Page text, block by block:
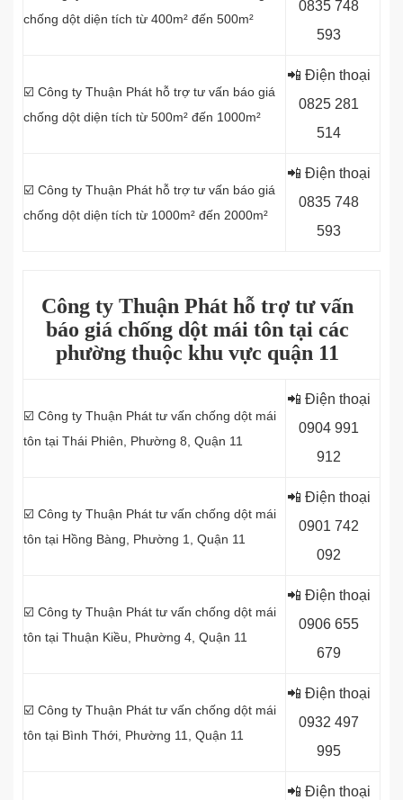
chống dột diện tích từ 400m² đến 500m²
0835 748
593
☑️ Công ty Thuận Phát hỗ trợ tư vấn báo giá
chống dột diện tích từ 500m² đến 1000m²
📲 Điện thoại
0825 281
514
☑️ Công ty Thuận Phát hỗ trợ tư vấn báo giá
chống dột diện tích từ 1000m² đến 2000m²
📲 Điện thoại
0835 748
593
Công ty Thuận Phát hỗ trợ tư vấn
báo giá chống dột mái tôn tại các
phường thuộc khu vực quận 11
☑️ Công ty Thuận Phát tư vấn chống dột mái
tôn tại Thái Phiên, Phường 8, Quận 11
📲 Điện thoại
0904 991
912
☑️ Công ty Thuận Phát tư vấn chống dột mái
tôn tại Hồng Bàng, Phường 1, Quận 11
📲 Điện thoại
0901 742
092
☑️ Công ty Thuận Phát tư vấn chống dột mái
tôn tại Thuận Kiều, Phường 4, Quận 11
📲 Điện thoại
0906 655
679
☑️ Công ty Thuận Phát tư vấn chống dột mái
tôn tại Bình Thới, Phường 11, Quận 11
📲 Điện thoại
0932 497
995
📲 Điện thoại